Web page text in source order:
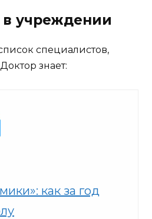
в учреждении
специалистов,
знает:
как за год